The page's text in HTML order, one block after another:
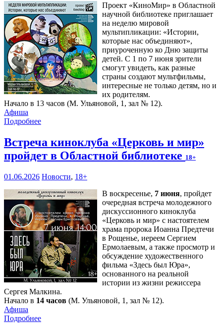
Проект «КиноМир» в Областной
научной библиотеке приглашает
на неделю мировой
мультипликации: «Истории,
которые нас объединяют»,
приуроченную ко Дню защиты
детей. С 1 по 7 июня зрители
смогут увидеть, как разные
страны создают мультфильмы,
интересные не только детям, но и
их родителям.
Начало в 13 часов (М. Ульяновой, 1, зал № 12).
Афиша
Подробнее
Встреча киноклуба «Церковь и мир»
пройдет в Областной библиотеке 18+
01.06.2026 Новости, 18+
В воскресенье, 7 июня, пройдет
очередная встреча молодежного
дискуссионного киноклуба
«Церковь и мир» с настоятелем
храма пророка Иоанна Предтечи
в Рощенье, иереем Сергием
Ермолаевым, а также просмотр и
обсуждение художественного
фильма «Здесь был Юра»,
основанного на реальной
истории из жизни режиссера
Сергея Малкина.
Начало в 14 часов (М. Ульяновой, 1, зал № 12).
Афиша
Подробнее